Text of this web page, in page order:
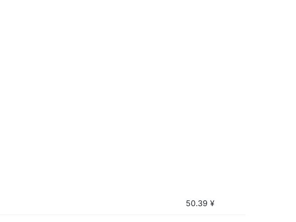
50.39 ¥